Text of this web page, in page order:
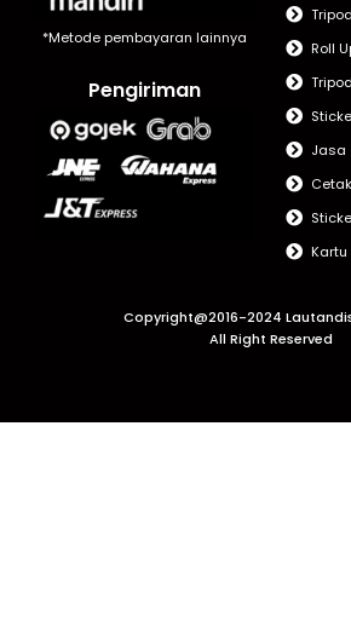
*Metode pembayaran lainnya
Pengiriman
Roll
Jasa
Kartu
Copyright@2016-2024
All Right Reserved